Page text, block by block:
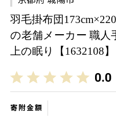
羽毛掛布団
の老舗メーカー 職人
上の眠り【1632108】
0.0
寄附金額